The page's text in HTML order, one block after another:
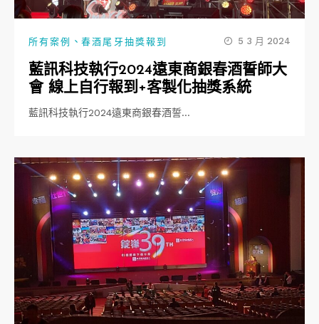
所有案例 、春酒尾牙抽獎報到 5 3 月 2024
藍訊科技執行2024遠東商銀春酒誓師大
會 線上自行報到+客製化抽獎系統
藍訊科技執行2024遠東商銀春酒誓…